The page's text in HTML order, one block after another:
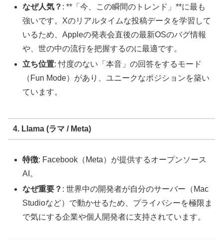
なぜ人気？ : **「今、この瞬間のトレンド」**に最も
強いです。Xのリアルタイムな投稿データを学習して
いるため、Appleの発表会直後の最新OSのバグ情報
や、世の中の流行を把握するのに最適です。
立ち位置: 忖度のない「本音」の回答をするモード
（Fun Mode）があり、ユニークなポジションを築い
ています。
4. Llama (ラマ / Meta)
特徴: Facebook（Meta）が提供するオープンソース
AI。
なぜ重要？ : 世界中の開発者が自分のサーバー（Mac
Studioなど）で動かせるため、プライバシーを極限ま
で気にする企業や個人開発者に支持されています。